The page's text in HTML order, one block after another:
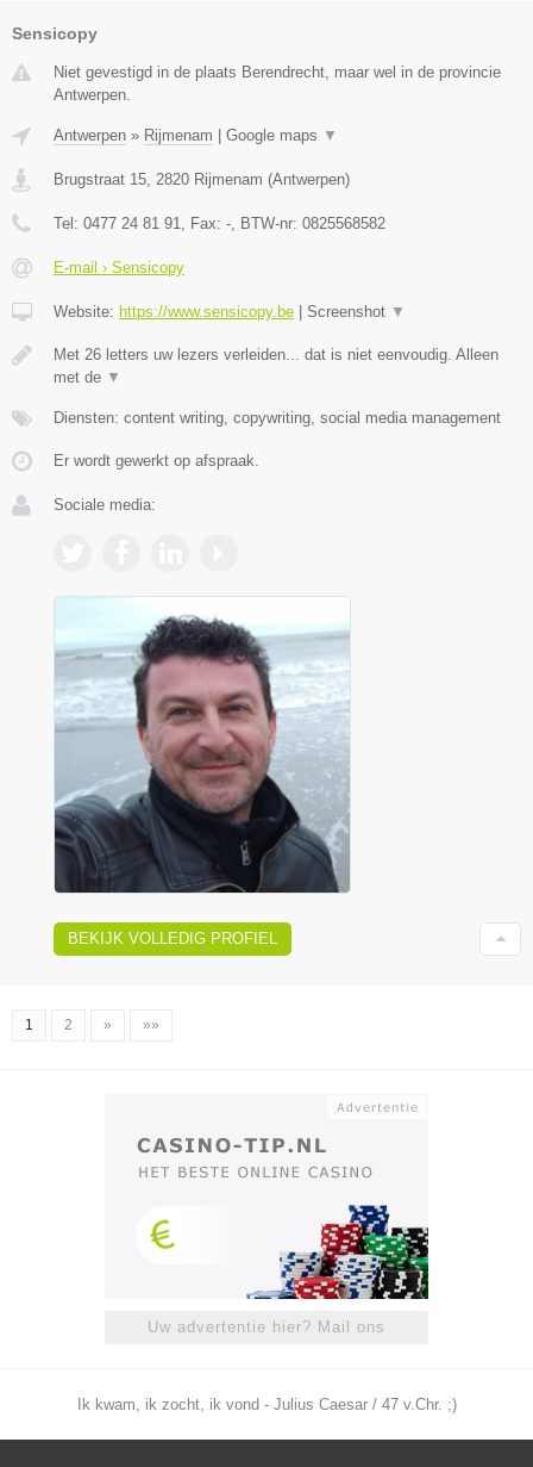
Sensicopy
Niet gevestigd in de plaats Berendrecht, maar wel in de provincie
Antwerpen.
Antwerpen » Rijmenam | Google maps ▼
Brugstraat 15 2820 Rijmenam (Antwerpen)
Tel: 0477 24 81 91 , Fax: - , BTW-nr: 0825568582
E-mail › Sensicopy
Website: https://www.sensicopy.be | Screenshot ▼
Met 26 letters uw lezers verleiden... dat is niet eenvoudig. Alleen
met de ▼
Diensten: content writing, copywriting, social media management
Er wordt gewerkt op afspraak.
Sociale media:
BEKIJK VOLLEDIG PROFIEL
1 2 » »»
Uw advertentie hier? Mail ons
Ik kwam, ik zocht, ik vond - Julius Caesar / 47 v.Chr. ;)